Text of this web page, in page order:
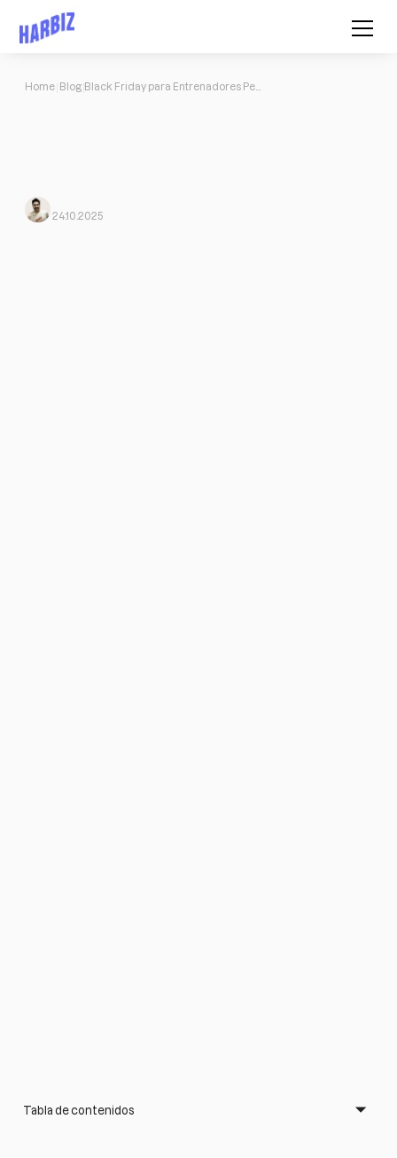
Home Blog
24.10.2025
Tabla de contenidos